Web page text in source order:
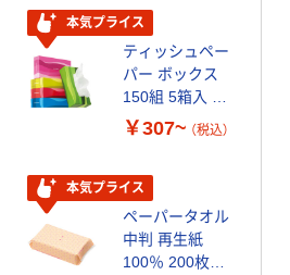
本気プライス
ティッシュペー
パー ボックス
150組 5箱入 ア
スクル スマート
証
￥307~ （税込）
本気プライス
ペーパータオル
中判 再生紙
100％ 200枚